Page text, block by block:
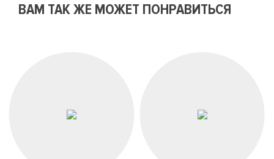
ВАМ ТАК ЖЕ МОЖЕТ ПОНРАВИТЬСЯ